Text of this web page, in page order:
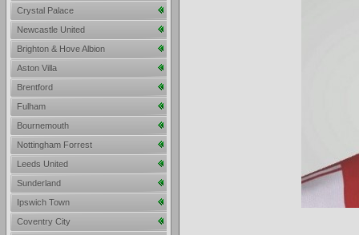
Crystal Palace
Newcastle United
Brighton & Hove Albion
Aston Villa
Brentford
Fulham
Bournemouth
Nottingham Forrest
Leeds United
Sunderland
Ipswich Town
Coventry City